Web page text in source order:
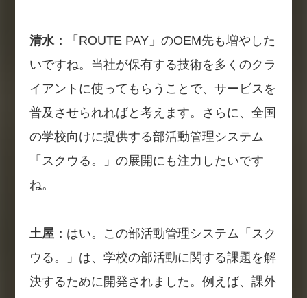
清水：
「ROUTE PAY」のOEM先も増やした
いですね。当社が保有する技術を多くのクラ
イアントに使ってもらうことで、サービスを
普及させられればと考えます。さらに、全国
の学校向けに提供する部活動管理システム
「スクウる。」の展開にも注力したいです
ね。
土屋： はい。この部活動管理システム「スク
ウる。」は、学校の部活動に関する課題を解
決するために開発されました。例えば、課外